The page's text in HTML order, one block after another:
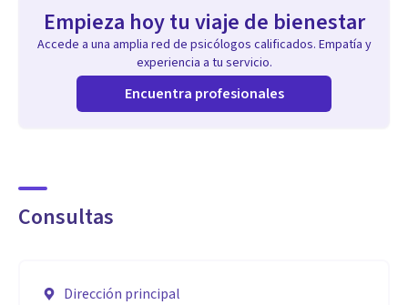
Empieza hoy tu viaje de bienestar
Accede a una amplia red de psicólogos calificados. Empatía y
experiencia a tu servicio.
Encuentra profesionales
Consultas
Dirección principal